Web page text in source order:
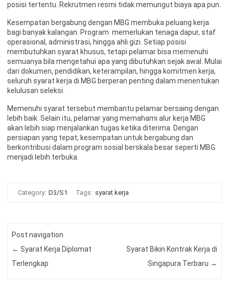
posisi tertentu. Rekrutmen resmi tidak memungut biaya apa pun.
Kesempatan bergabung dengan MBG membuka peluang kerja
bagi banyak kalangan. Program memerlukan tenaga dapur, staf
operasional, administrasi, hingga ahli gizi. Setiap posisi
membutuhkan syarat khusus, tetapi pelamar bisa memenuhi
semuanya bila mengetahui apa yang dibutuhkan sejak awal. Mulai
dari dokumen, pendidikan, keterampilan, hingga komitmen kerja,
seluruh syarat kerja di MBG berperan penting dalam menentukan
kelulusan seleksi.
Memenuhi syarat tersebut membantu pelamar bersaing dengan
lebih baik. Selain itu, pelamar yang memahami alur kerja MBG
akan lebih siap menjalankan tugas ketika diterima. Dengan
persiapan yang tepat, kesempatan untuk bergabung dan
berkontribusi dalam program sosial berskala besar seperti MBG
menjadi lebih terbuka.
Category: D3/S1 Tags: syarat kerja
Post navigation
← Syarat Kerja Diplomat
Terlengkap
Syarat Bikin Kontrak Kerja di
Singapura Terbaru →